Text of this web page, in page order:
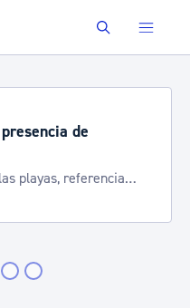
Buscar
de
playas, referencia